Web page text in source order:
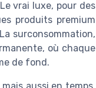
vrai luxe, pour des
produits premium
surconsommation,
où chaque
de fond.